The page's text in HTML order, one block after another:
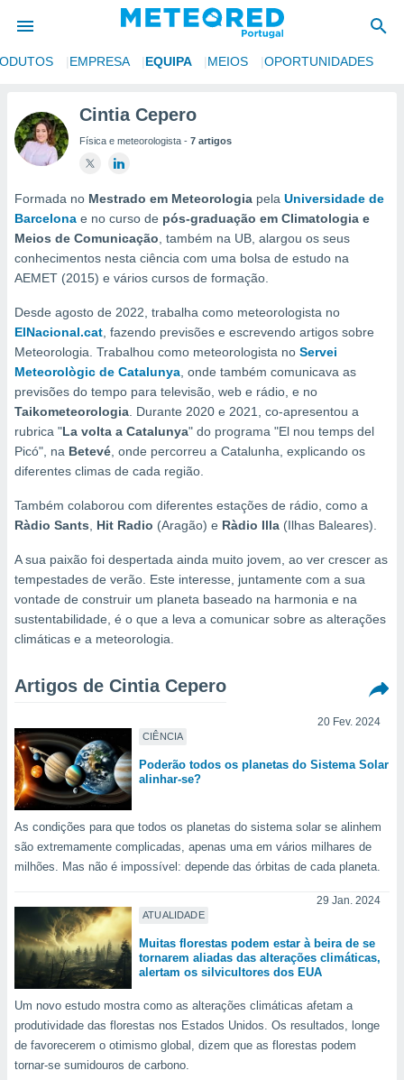
da
foi
as
a este
das
e
forma
digital
recolhidas
ou
permite-
ao
todos os
ou
o
no
como
um perfil
lhe
e
com
na nossa
e
cookies
parte
ACEITAR
CONTINUAR
CONFIGURAÇÕES
EMPRESA EQUIPA MEIOS OPORTUNIDADES
Cintia Cepero
Física e meteorologista - 7 artigos
Formada no Mestrado em Meteorologia pela Universidade de
Barcelona e no curso de pós-graduação em Climatologia e
Meios de Comunicação, também na UB, alargou os seus
conhecimentos nesta ciência com uma bolsa de estudo na
AEMET (2015) e vários cursos de formação.
Desde agosto de 2022, trabalha como meteorologista no
ElNacional.cat, fazendo previsões e escrevendo artigos sobre
Meteorologia. Trabalhou como meteorologista no Servei
Meteorològic de Catalunya, onde também comunicava as
previsões do tempo para televisão, web e rádio, e no
Taikometeorologia. Durante 2020 e 2021, co-apresentou a
rubrica "La volta a Catalunya" do programa "El nou temps del
Picó", na Betevé, onde percorreu a Catalunha, explicando os
diferentes climas de cada região.
Também colaborou com diferentes estações de rádio, como a
Ràdio Sants, Hit Radio (Aragão) e Ràdio Illa (Ilhas Baleares).
A sua paixão foi despertada ainda muito jovem, ao ver crescer as
tempestades de verão. Este interesse, juntamente com a sua
vontade de construir um planeta baseado na harmonia e na
sustentabilidade, é o que a leva a comunicar sobre as alterações
climáticas e a meteorologia.
Artigos de Cintia Cepero
CIÊNCIA
20 Fev. 2024
Poderão todos os planetas do Sistema Solar
alinhar-se?
As condições para que todos os planetas do sistema solar se alinhem
são extremamente complicadas, apenas uma em vários milhares de
milhões. Mas não é impossível: depende das órbitas de cada planeta.
ATUALIDADE
29 Jan. 2024
Muitas florestas podem estar à beira de se
tornarem aliadas das alterações climáticas,
alertam os silvicultores dos EUA
Um novo estudo mostra como as alterações climáticas afetam a
produtividade das florestas nos Estados Unidos. Os resultados, longe
de favorecerem o otimismo global, dizem que as florestas podem
tornar-se sumidouros de carbono.